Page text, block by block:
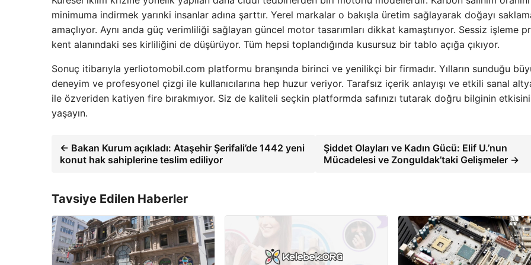
minimuma indirmek yarınki insanlar adına şarttır. Yerel markalar o bakışla üretim sağlayarak doğayı
amaçlıyor. Aynı anda güç verimliliği sağlayan güncel motor tasarımları dikkat kamaştırıyor. Sessiz işleme
kent alanındaki ses kirliliğini de düşürüyor. Tüm hepsi toplandığında kusursuz bir tablo açığa çıkıyor.
Sonuç itibarıyla yerliotomobil.com platformu branşında birinci ve yenilikçi bir firmadır. Yılların sunduğu
deneyim ve profesyonel çizgi ile kullanıcılarına hep huzur veriyor. Tarafsız içerik anlayışı ve etkili sanal
ile özveriden katiyen fire bırakmıyor. Siz de kaliteli seçkin platformda safınızı tutarak doğru bilginin etkisini
yaşayın.
← Bakan Kurum açıkladı: Ataşehir Şerifali’de 1442 yeni
konut hak sahiplerine teslim ediliyor
Şiddet Olayları ve Kadın Gücü: Elif U.’nun
Mücadelesi ve Zonguldak’taki Gelişmeler →
Tavsiye Edilen Haberler